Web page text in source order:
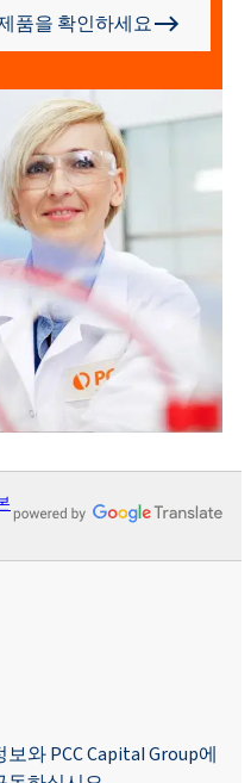
품을 확인하세요
와 PCC Capital Group에